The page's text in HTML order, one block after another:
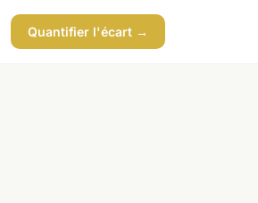
Quantifier l'écart →